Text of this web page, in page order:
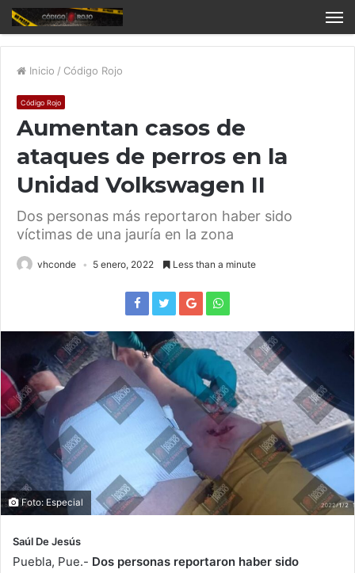
Inicio / Código Rojo
Código Rojo
Aumentan casos de
ataques de perros en la
Unidad Volkswagen II
Dos personas más reportaron haber sido
víctimas de una jauría en la zona
vhconde 5 enero, 2022 Less than a minute
Foto: Especial
Saúl De Jesús
Puebla, Pue.- Dos personas reportaron haber sido